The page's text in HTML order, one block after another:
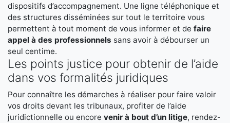
dispositifs d’accompagnement. Une ligne téléphonique et
des structures disséminées sur tout le territoire vous
permettent à tout moment de vous informer et de faire
appel à des professionnels sans avoir à débourser un
seul centime.
Les points justice pour obtenir de l’aide
dans vos formalités juridiques
Pour connaître les démarches à réaliser pour faire valoir
vos droits devant les tribunaux, profiter de l’aide
juridictionnelle ou encore venir à bout d’un litige, rendez-